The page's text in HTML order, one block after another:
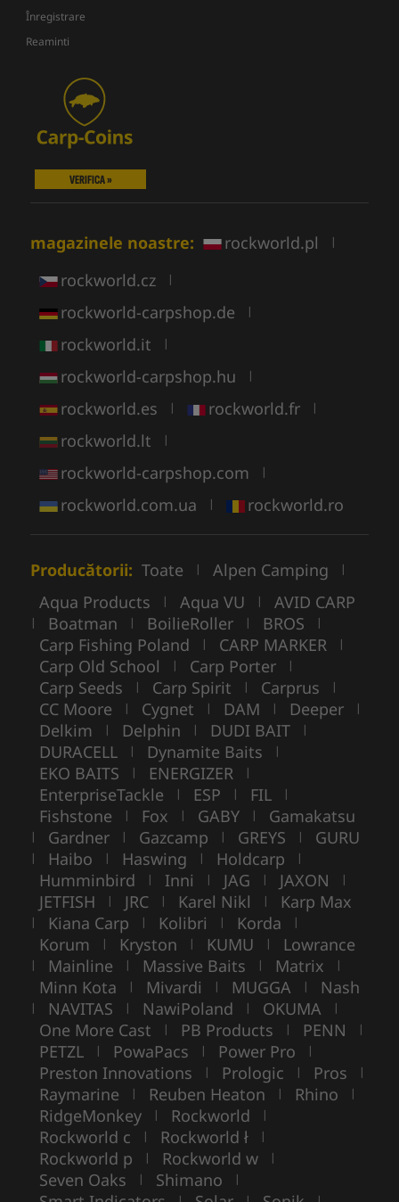
Înregistrare
Reaminti
VERIFICA »
magazinele noastre: rockworld.pl |
rockworld.cz |
rockworld-carpshop.de |
rockworld.it |
rockworld-carpshop.hu |
rockworld.es | rockworld.fr |
rockworld.lt |
rockworld-carpshop.com |
rockworld.com.ua | rockworld.ro
Producătorii: Toate | Alpen Camping |
Aqua Products | Aqua VU | AVID CARP
| Boatman | BoilieRoller | BROS |
Carp Fishing Poland | CARP MARKER |
Carp Old School | Carp Porter |
Carp Seeds | Carp Spirit | Carprus |
CC Moore | Cygnet | DAM | Deeper |
Delkim | Delphin | DUDI BAIT |
DURACELL | Dynamite Baits |
EKO BAITS | ENERGIZER |
EnterpriseTackle | ESP | FIL |
Fishstone | Fox | GABY | Gamakatsu
| Gardner | Gazcamp | GREYS | GURU
| Haibo | Haswing | Holdcarp |
Humminbird | Inni | JAG | JAXON |
JETFISH | JRC | Karel Nikl | Karp Max
| Kiana Carp | Kolibri | Korda |
Korum | Kryston | KUMU | Lowrance
| Mainline | Massive Baits | Matrix |
Minn Kota | Mivardi | MUGGA | Nash
| NAVITAS | NawiPoland | OKUMA |
One More Cast | PB Products | PENN |
PETZL | PowaPacs | Power Pro |
Preston Innovations | Prologic | Pros |
Raymarine | Reuben Heaton | Rhino |
RidgeMonkey | Rockworld |
Rockworld c | Rockworld ł |
Rockworld p | Rockworld w |
Seven Oaks | Shimano |